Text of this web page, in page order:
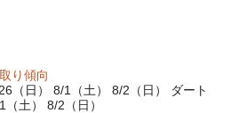
り傾向
（日） 8/1（土） 8/2（日） ダート
土） 8/2（日）